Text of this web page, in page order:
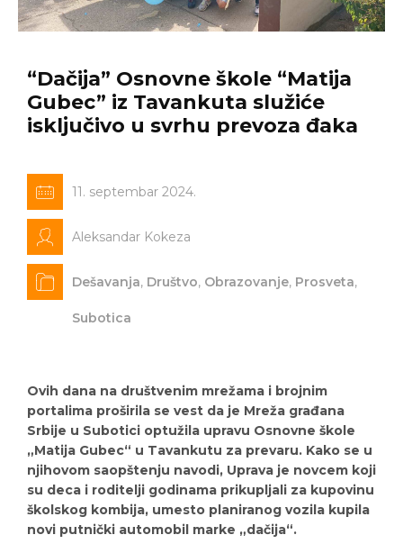
“Dačija” Osnovne škole “Matija
Gubec” iz Tavankuta služiće
isključivo u svrhu prevoza đaka
11. septembar 2024.
Aleksandar Kokeza
Dešavanja, Društvo, Obrazovanje, Prosveta,
Subotica
Ovih dana na društvenim mrežama i brojnim
portalima proširila se vest da je Mreža građana
Srbije u Subotici optužila upravu Osnovne škole
„Matija Gubec“ u Tavankutu za prevaru. Kako se u
njihovom saopštenju navodi, Uprava je novcem koji
su deca i roditelji godinama prikupljali za kupovinu
školskog kombija, umesto planiranog vozila kupila
novi putnički automobil marke „dačija“.